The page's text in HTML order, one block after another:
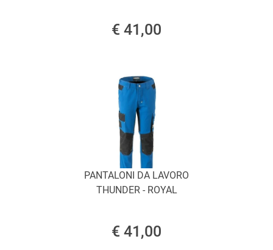
€ 41,00
PANTALONI DA LAVORO
THUNDER - ROYAL
€ 41,00